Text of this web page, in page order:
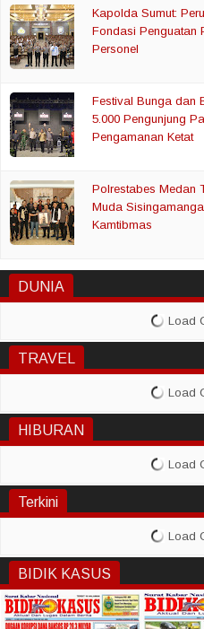
Kapolda Sumut:
Fondasi Penguatan
Personel
Festival Bunga dan
5.000 Pengunjung
Pengamanan Ketat
Polrestabes Medan
Muda
Kamtibmas
DUNIA
TRAVEL
HIBURAN
Terkini
BIDIK KASUS